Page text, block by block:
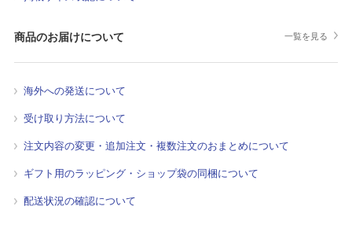
商品のお届けについて 一覧を見る
海外への発送について
受け取り方法について
注文内容の変更・追加注文・複数注文のおまとめについて
ギフト用のラッピング・ショップ袋の同梱について
配送状況の確認について